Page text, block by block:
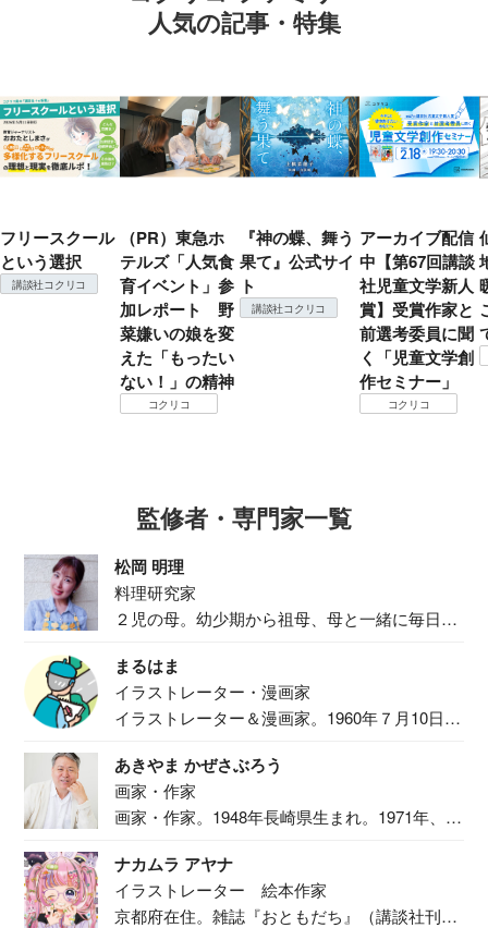
人気の記事・特集
フリースクール
という選択
講談社コクリコ
（PR）東急ホ
テルズ「人気食
育イベント」参
加レポート 野
菜嫌いの娘を変
えた「もったい
ない！」の精神
コクリコ
『神の蝶、舞う
果て』公式サイ
ト
講談社コクリコ
アーカイブ配信
中【第67回講談
社児童文学新人
賞】受賞作家と
前選考委員に聞
く「児童文学創
作セミナー」
コクリコ
監修者・専門家一覧
松岡 明理
料理研究家
２児の母。幼少期から祖母、母と一緒に毎日の
まるはま
イラストレーター・漫画家
イラストレーター＆漫画家。1960年７月10日生
あきやま かぜさぶろう
画家・作家
画家・作家。1948年長崎県生まれ。1971年、
ナカムラ アヤナ
イラストレーター 絵本作家
京都府在住。雑誌『おともだち』（講談社刊）